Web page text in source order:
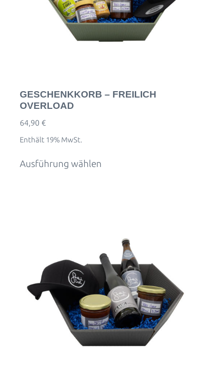
GESCHENKKORB – FREILICH
OVERLOAD
64,90 €
Enthält 19% MwSt.
Ausführung wählen